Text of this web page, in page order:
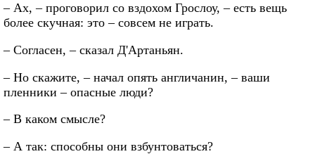
– Ах, – проговорил со вздохом Грослоу, – есть вещь
более скучная: это – совсем не играть.
– Согласен, – сказал Д'Артаньян.
– Но скажите, – начал опять англичанин, – ваши
пленники – опасные люди?
– В каком смысле?
– А так: способны они взбунтоваться?